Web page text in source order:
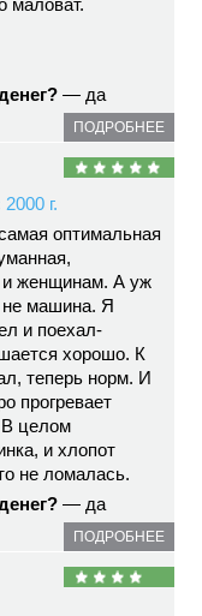
маловат.
— да
ПОДРОБНЕЕ
г.
оптимальная
и женщинам. А уж
не машина. Я
и поехал-
хорошо. К
теперь норм. И
прогревает
В целом
и хлопот
не ломалась.
— да
ПОДРОБНЕЕ